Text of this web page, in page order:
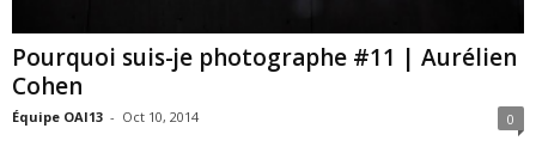
Pourquoi suis-je photographe #11 | Aurélien
Cohen
Équipe OAI13 - Oct 10, 2014 0